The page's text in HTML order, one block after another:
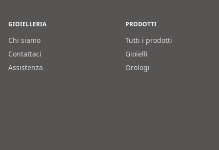
GIOIELLERIA
Chi siamo
Contattaci
Assistenza
PRODOTTI
Tutti i prodotti
Gioielli
Orologi